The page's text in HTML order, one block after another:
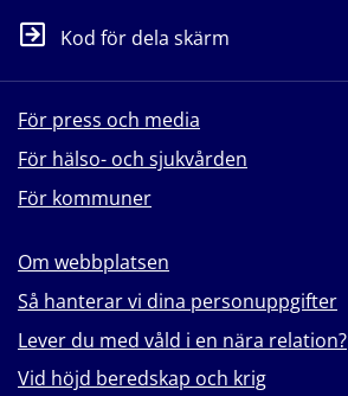
Kod för dela skärm
För press och media
För hälso- och sjukvården
För kommuner
Om webbplatsen
Så hanterar vi dina personuppgifter
Lever du med våld i en nära relation?
Vid höjd beredskap och krig